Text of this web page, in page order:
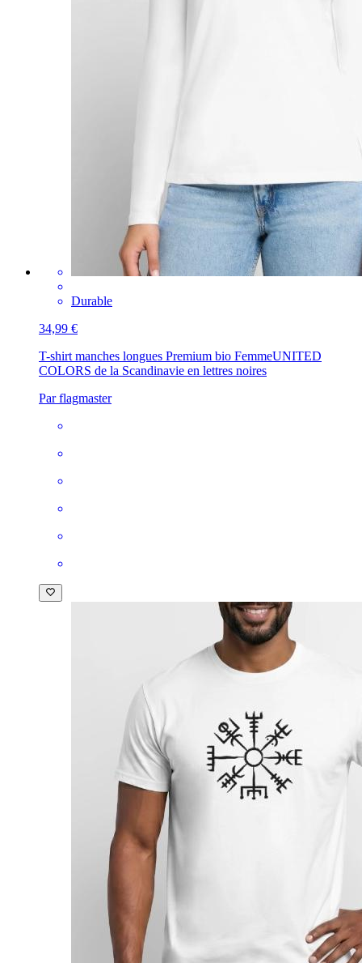
Durable
34,99 €
T-shirt manches longues Premium bio FemmeUNITED
COLORS de la Scandinavie en lettres noires
Par flagmaster